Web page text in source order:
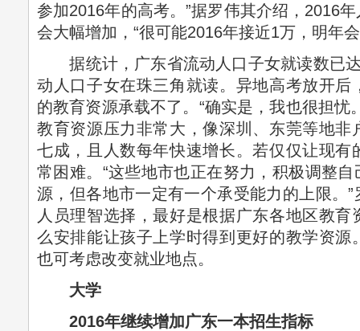
参加2016年的高考。”据罗伟其介绍，2016
会大幅增加，“很可能2016年接近1万，明年
据统计，广东省流动人口子女就读数已达
动人口子女在珠三角就读。异地高考放开后
的教育资源承载不了。“确实是，我也很担忧
教育资源压力非常大，像深圳、东莞等地非
七成，且人数每年快速增长。若仅仅让现有
常困难。“这些地市也正在努力，积极调整
源，但各地市一定有一个承受能力的上限。
人员理智选择，最好是根据广东各地区教
么安排能让孩子上学时得到更好的教学资源
也可考虑改变就业地点。
大学
2016年继续增加广东一本招生指标